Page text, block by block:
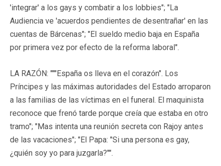
'integrar' a los gays y combatir a los lobbies"; "La
Audiencia ve 'acuerdos pendientes de desentrañar' en las
cuentas de Bárcenas"; "El sueldo medio baja en España
por primera vez por efecto de la reforma laboral".
LA RAZÓN: """España os lleva en el corazón". Los
Príncipes y las máximas autoridades del Estado arroparon
a las familias de las víctimas en el funeral. El maquinista
reconoce que frenó tarde porque creía que estaba en otro
tramo"; "Mas intenta una reunión secreta con Rajoy antes
de las vacaciones"; "El Papa: "Si una persona es gay,
¿quién soy yo para juzgarla?"".